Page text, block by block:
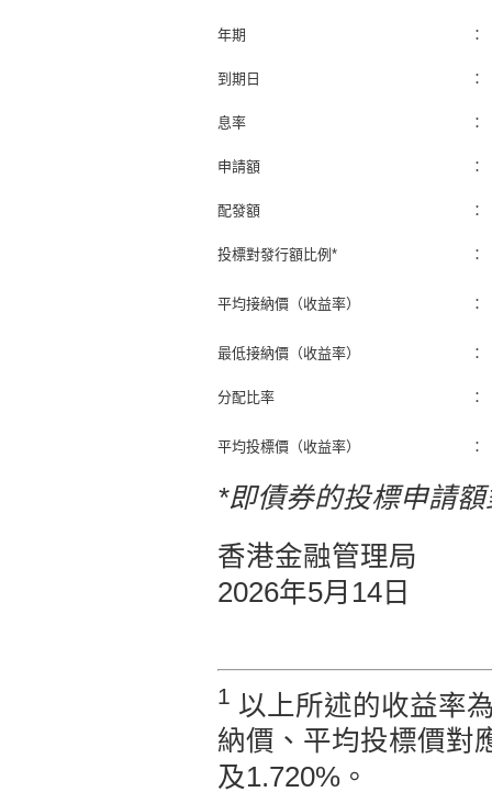
年期 ：
到期日 ：
息率 ：
申請額 ：
配發額 ：
投標對發行額比例* ：
平均接納價（收益率） ：
最低接納價（收益率） ：
分配比率 ：
平均投標價（收益率） ：
*即債券的投標申請
香港金融管理局
2026年5月14日
1 以上所述的收益率
納價、平均投標價對
及1.720%。